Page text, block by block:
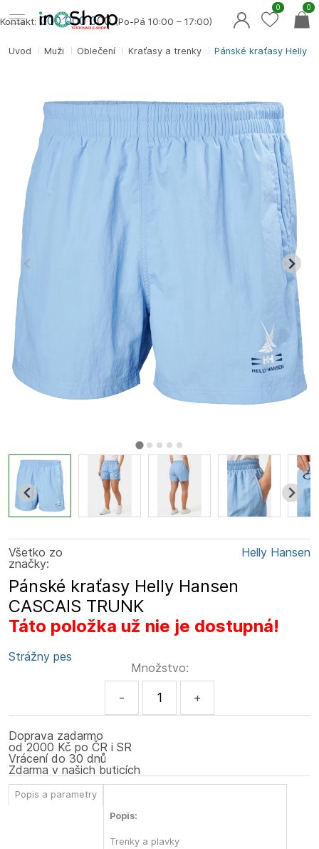
Úvod Muži Oblečení Kraťasy a trenky Pánské kraťasy Helly
Všetko zo
značky:
Helly Hansen
Pánské kraťasy Helly Hansen
CASCAIS TRUNK
Táto položka už nie je dostupná!
Strážny pes
Množstvo:
- +
Doprava zadarmo
od 2000 Kč po ČR i SR
Vrácení do 30 dnů
Zdarma v našich buticích
Popis a parametry
Popis:
Trenky a plavky
Kontakt: 000 000 000(Po-Pá 10:00 – 17:00)
0
0